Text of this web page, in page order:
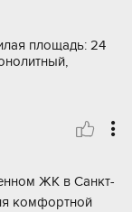
площадь: 24
ЖК в Caнкт-
комфортнoй